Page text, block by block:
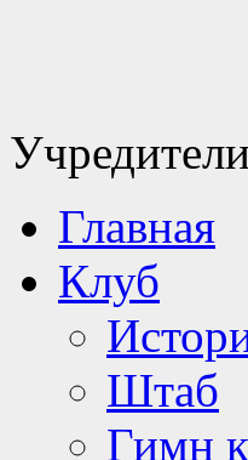
Главная
Клуб
Штаб
Гимн